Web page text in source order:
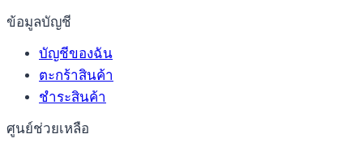
ข้อมูลบัญชี
บัญชีของฉัน
ตะกร้าสินค้า
ชำระสินค้า
ศูนย์ช่วยเหลือ